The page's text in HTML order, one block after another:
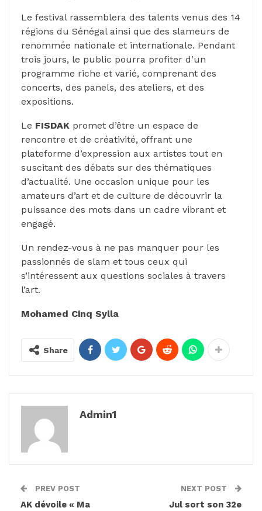
Le festival rassemblera des talents venus des 14
régions du Sénégal ainsi que des slameurs de
renommée nationale et internationale. Pendant
trois jours, le public pourra profiter d’un
programme riche et varié, comprenant des
concerts, des panels, des ateliers, et des
expositions.
Le FISDAK promet d’être un espace de
rencontre et de créativité, offrant une
plateforme d’expression aux artistes tout en
suscitant des débats sur des thématiques
d’actualité. Une occasion unique pour les
amateurs d’art et de culture de découvrir la
puissance des mots dans un cadre vibrant et
engagé.
Un rendez-vous à ne pas manquer pour les
passionnés de slam et tous ceux qui
s’intéressent aux questions sociales à travers
l’art.
Mohamed Cinq Sylla
Share
Admin1
PREV POST
AK dévoile « Ma
NEXT POST
Jul sort son 32e